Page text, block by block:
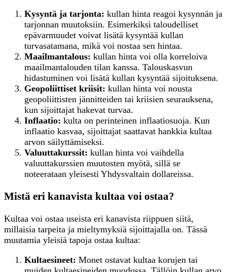
Kysyntä ja tarjonta: kullan hinta reagoi kysynnän ja
tarjonnan muutoksiin. Esimerkiksi taloudelliset
epävarmuudet voivat lisätä kysyntää kullan
turvasatamana, mikä voi nostaa sen hintaa.
Maailmantalous: kullan hinta voi olla korreloiva
maailmantalouden tilan kanssa. Talouskasvun
hidastuminen voi lisätä kullan kysyntää sijoituksena.
Geopoliittiset kriisit: kullan hinta voi nousta
geopoliittisten jännitteiden tai kriisien seurauksena,
kun sijoittajat hakevat turvaa.
Inflaatio: kulta on perinteinen inflaatiosuoja. Kun
inflaatio kasvaa, sijoittajat saattavat hankkia kultaa
arvon säilyttämiseksi.
Valuuttakurssit: kullan hinta voi vaihdella
valuuttakurssien muutosten myötä, sillä se
noteerataan yleisesti Yhdysvaltain dollareissa.
Mistä eri kanavista kultaa voi ostaa?
Kultaa voi ostaa useista eri kanavista riippuen siitä,
millaisia tarpeita ja mieltymyksiä sijoittajalla on. Tässä
muutamia yleisiä tapoja ostaa kultaa:
Kultaesineet: Monet ostavat kultaa korujen tai